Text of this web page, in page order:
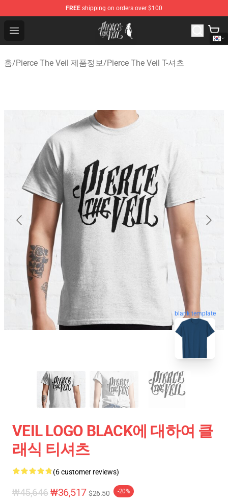
FREE shipping on orders over $100
Open menu
Pierce The Veil Store - Official Pierce The Veil
홈/Pierce The Veil 제품정보/Pierce The Veil T-셔츠
blank template
VEIL LOGO BLACK에 대하여 클
래식 티셔츠
(6 customer reviews)
₩45,646₩36,517 $26.50 -20%